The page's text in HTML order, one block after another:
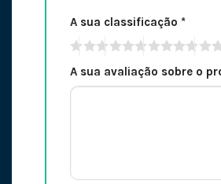
A sua classificação *
A sua avaliação sobre o